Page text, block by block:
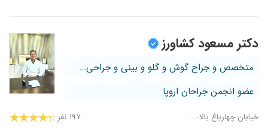
دکتر مسعود کشاورز
متخصص و جراح گوش و گلو و بینی و جراحی...
عضو انجمن جراحان اروپا
خیابان چهارباغ بالا-... ۱۹۷ نفر